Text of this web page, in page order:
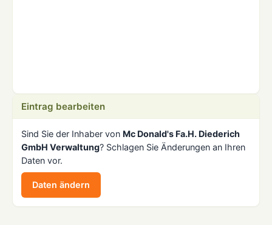
Eintrag bearbeiten
Sind Sie der Inhaber von Mc Donald's Fa.H. Diederich
GmbH Verwaltung? Schlagen Sie Änderungen an Ihren
Daten vor.
Daten ändern